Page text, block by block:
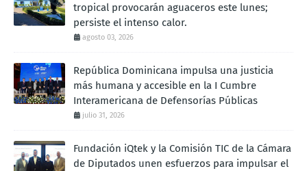
tropical provocarán aguaceros este lunes;
persiste el intenso calor.
agosto 03, 2026
República Dominicana impulsa una justicia
más humana y accesible en la I Cumbre
Interamericana de Defensorías Públicas
julio 31, 2026
Fundación iQtek y la Comisión TIC de la Cámara
de Diputados unen esfuerzos para impulsar el